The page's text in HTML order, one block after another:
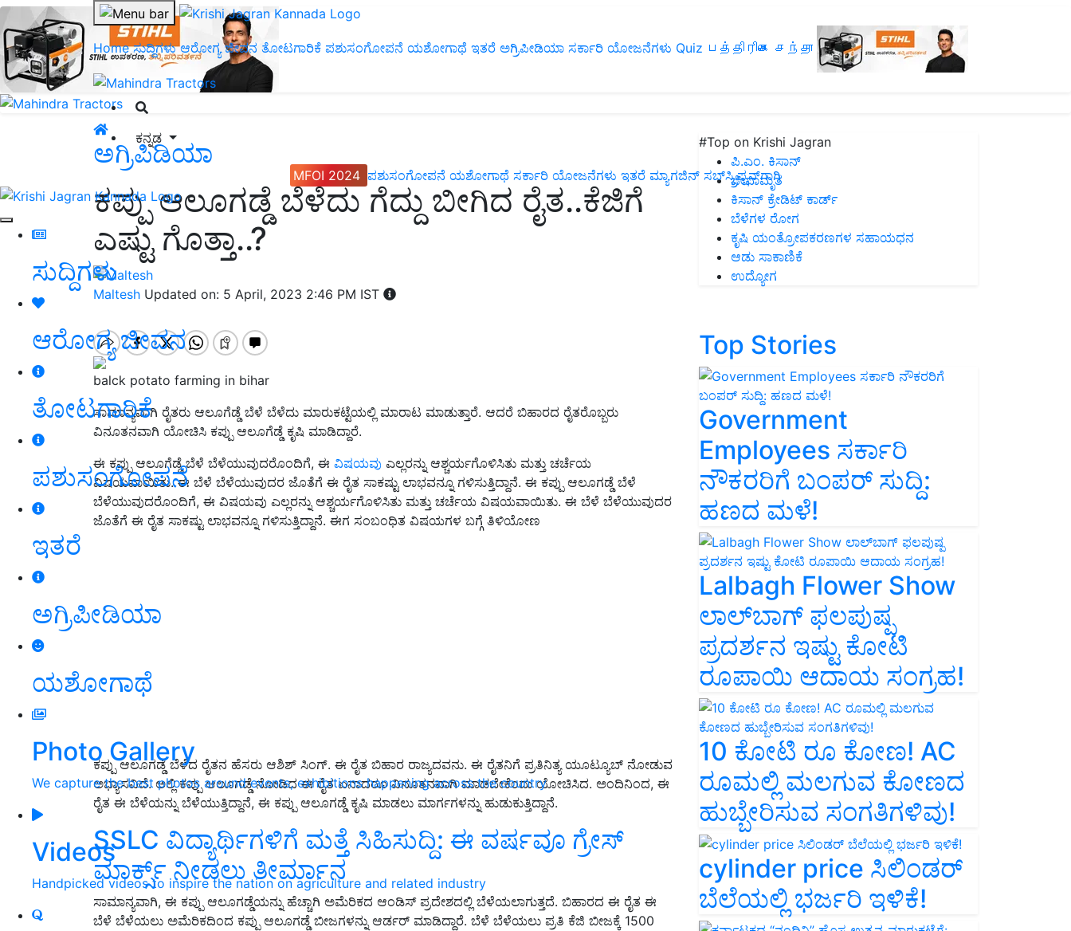
Home ಸುದ್ದಿಗಳು ಆರೋಗ್ಯ ಜೀವನ ತೋಟಗಾರಿಕೆ ಪಶುಸಂಗೋಪನೆ ಯಶೋಗಾಥೆ ಇತರೆ ಅಗ್ರಿಪೀಡಿಯಾ ಸರ್ಕಾರಿ ಯೋಜನೆಗಳು Quiz பத்திரிகை சந்தா
ಕನ್ನಡ
MFOI 2024 ಪಶುಸಂಗೋಪನೆ ಯಶೋಗಾಥೆ ಸರ್ಕಾರಿ ಯೋಜನೆಗಳು ಇತರೆ ಮ್ಯಾಗಜಿನ್‌ ಸಬ್‌ಸ್ಕ್ರಿಪ್ಷನ್‌ಗಾಗಿ
ಸುದ್ದಿಗಳು
ಆರೋಗ್ಯ ಜೀವನ
ತೋಟಗಾರಿಕೆ
ಪಶುಸಂಗೋಪನೆ
ಇತರೆ
ಅಗ್ರಿಪೀಡಿಯಾ
ಯಶೋಗಾಥೆ
Photo Gallery
We capture the best photos around events, exhibitions happening across the country
Videos
Handpicked videos to inspire the nation on agriculture and related industry
ಅಗ್ರಿಪಿಡಿಯಾ
ಕಪ್ಪು ಆಲೂಗಡ್ಡೆ ಬೆಳೆದು ಗೆದ್ದು ಬೀಗಿದ ರೈತ..ಕೆಜಿಗೆ
ಎಷ್ಟು ಗೊತ್ತಾ..?
Maltesh Updated on: 5 April, 2023 2:46 PM IST
balck potato farming in bihar
ಸಾಮಾನ್ಯವಾಗಿ ರೈತರು ಆಲೂಗೆಡ್ಡೆ ಬೆಳೆ ಬೆಳೆದು ಮಾರುಕಟ್ಟೆಯಲ್ಲಿ ಮಾರಾಟ ಮಾಡುತ್ತಾರೆ. ಆದರೆ ಬಿಹಾರದ ರೈತರೊಬ್ಬರು
ವಿನೂತನವಾಗಿ ಯೋಚಿಸಿ ಕಪ್ಪು ಆಲೂಗೆಡ್ಡೆ ಕೃಷಿ ಮಾಡಿದ್ದಾರೆ.
ಈ ಕಪ್ಪು ಆಲೂಗೆಡ್ಡೆ ಬೆಳೆ ಬೆಳೆಯುವುದರೊಂದಿಗೆ, ಈ ವಿಷಯವು ಎಲ್ಲರನ್ನು ಆಶ್ಚರ್ಯಗೊಳಿಸಿತು ಮತ್ತು ಚರ್ಚೆಯ
ವಿಷಯವಾಯಿತು. ಈ ಬೆಳೆ ಬೆಳೆಯುವುದರ ಜೊತೆಗೆ ಈ ರೈತ ಸಾಕಷ್ಟು ಲಾಭವನ್ನೂ ಗಳಿಸುತ್ತಿದ್ದಾನೆ. ಈ ಕಪ್ಪು ಆಲೂಗಡ್ಡೆ ಬೆಳೆ
ಬೆಳೆಯುವುದರೊಂದಿಗೆ, ಈ ವಿಷಯವು ಎಲ್ಲರನ್ನು ಆಶ್ಚರ್ಯಗೊಳಿಸಿತು ಮತ್ತು ಚರ್ಚೆಯ ವಿಷಯವಾಯಿತು. ಈ ಬೆಳೆ ಬೆಳೆಯುವುದರ
ಜೊತೆಗೆ ಈ ರೈತ ಸಾಕಷ್ಟು ಲಾಭವನ್ನೂ ಗಳಿಸುತ್ತಿದ್ದಾನೆ. ಈಗ ಸಂಬಂಧಿತ ವಿಷಯಗಳ ಬಗ್ಗೆ ತಿಳಿಯೋಣ
ಕಪ್ಪು ಆಲೂಗಡ್ಡೆ ಬೆಳೆದ ರೈತನ ಹೆಸರು ಆಶಿಶ್ ಸಿಂಗ್. ಈ ರೈತ ಬಿಹಾರ ರಾಜ್ಯದವನು. ಈ ರೈತನಿಗೆ ಪ್ರತಿನಿತ್ಯ ಯೂಟ್ಯೂಬ್ ನೋಡುವ
ಅಭ್ಯಾಸವಿದೆ. ಅಲ್ಲಿ ಕಪ್ಪು ಆಲೂಗಡ್ಡೆ ನೋಡಿದ ಈ ರೈತ ಏನಾದರೂ ವಿನೂತನವಾಗಿ ಮಾಡಬೇಕೆಂದು ಯೋಚಿಸಿದ. ಅಂದಿನಿಂದ, ಈ
ರೈತ ಈ ಬೆಳೆಯನ್ನು ಬೆಳೆಯುತ್ತಿದ್ದಾನೆ, ಈ ಕಪ್ಪು ಆಲೂಗಡ್ಡೆ ಕೃಷಿ ಮಾಡಲು ಮಾರ್ಗಗಳನ್ನು ಹುಡುಕುತ್ತಿದ್ದಾನೆ.
SSLC ವಿದ್ಯಾರ್ಥಿಗಳಿಗೆ ಮತ್ತೆ ಸಿಹಿಸುದ್ದಿ: ಈ ವರ್ಷವೂ ಗ್ರೇಸ್
ಮಾರ್ಕ್ಸ್‌ ನೀಡಲು ತೀರ್ಮಾನ
ಸಾಮಾನ್ಯವಾಗಿ, ಈ ಕಪ್ಪು ಆಲೂಗಡ್ಡೆಯನ್ನು ಹೆಚ್ಚಾಗಿ ಅಮೆರಿಕದ ಆಂಡಿಸ್ ಪ್ರದೇಶದಲ್ಲಿ ಬೆಳೆಯಲಾಗುತ್ತದೆ. ಬಿಹಾರದ ಈ ರೈತ ಈ
ಬೆಳೆ ಬೆಳೆಯಲು ಅಮೆರಿಕದಿಂದ ಕಪ್ಪು ಆಲೂಗಡ್ಡೆ ಬೀಜಗಳನ್ನು ಆರ್ಡರ್ ಮಾಡಿದ್ದಾರೆ. ಬೆಳೆ ಬೆಳೆಯಲು ಪ್ರತಿ ಕೆಜಿ ಬೀಜಕ್ಕೆ 1500
#Top on Krishi Jagran
ಪಿ.ಎಂ. ಕಿಸಾನ್
ಜೀವಾಮೃತ
ಕಿಸಾನ್ ಕ್ರೇಡಿಟ್ ಕಾರ್ಡ್
ಬೆಳೆಗಳ ರೋಗ
ಕೃಷಿ ಯಂತ್ರೋಪಕರಣಗಳ ಸಹಾಯಧನ
ಆಡು ಸಾಕಾಣಿಕೆ
ಉದ್ಯೋಗ
Top Stories
Government
Employees ಸರ್ಕಾರಿ
ನೌಕರರಿಗೆ ಬಂಪರ್‌ ಸುದ್ದಿ:
ಹಣದ ಮಳೆ!
Lalbagh Flower Show
ಲಾಲ್‌ಬಾಗ್ ಫಲಪುಷ್ಪ
ಪ್ರದರ್ಶನ ಇಷ್ಟು ಕೋಟಿ
ರೂಪಾಯಿ ಆದಾಯ ಸಂಗ್ರಹ!
10 ಕೋಟಿ ರೂ ಕೋಣ! AC
ರೂಮಲ್ಲಿ ಮಲಗುವ ಕೋಣದ
ಹುಬ್ಬೇರಿಸುವ ಸಂಗತಿಗಳಿವು!
cylinder price ಸಿಲಿಂಡರ್‌
ಬೆಲೆಯಲ್ಲಿ ಭರ್ಜರಿ ಇಳಿಕೆ!